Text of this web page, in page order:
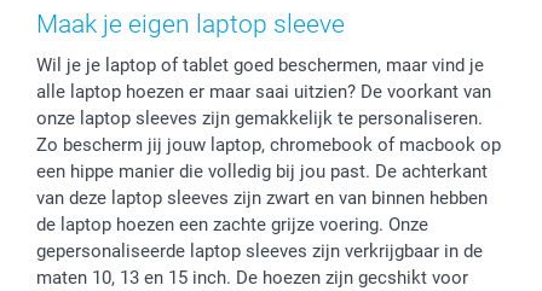
Herroepingsrecht
Cookiebeleid
Reviews
Prijslijst
Investor Relations
Mijn orderstatus
smartbonus
smartfriends
service@smartphoto.nl
Affiliate partnerprogramma
Partnerships
Influencer partnerprogramma
Baby
Moederdag
Vaderdag
Huwelijk
Maak je eigen laptop sleeve
Wil je je laptop of tablet goed beschermen, maar vind je
alle laptop hoezen er maar saai uitzien? De voorkant van
onze laptop sleeves zijn gemakkelijk te personaliseren.
Zo bescherm jij jouw laptop, chromebook of macbook op
een hippe manier die volledig bij jou past. De achterkant
van deze laptop sleeves zijn zwart en van binnen hebben
de laptop hoezen een zachte grijze voering. Onze
gepersonaliseerde laptop sleeves zijn verkrijgbaar in de
maten 10, 13 en 15 inch. De hoezen zijn gecshikt voor